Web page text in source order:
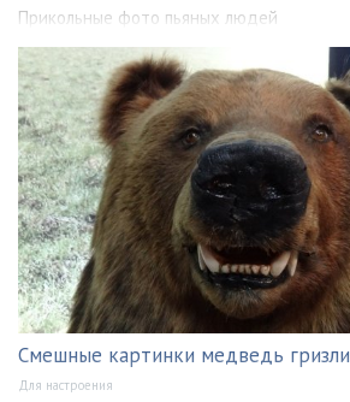
Прикольные фото пьяных людей
Смешные картинки медведь гризли
Для настроения